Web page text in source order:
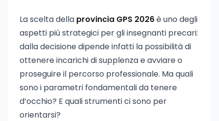
La scelta della provincia GPS 2026è uno degli
aspetti più strategici per gli insegnanti precari:
dalla decisione dipende infatti la possibilità di
ottenere incarichi di supplenza e avviare o
proseguire il percorso professionale. Ma quali
sono i parametri fondamentali da tenere
d’occhio? E quali strumenti ci sono per
orientarsi?